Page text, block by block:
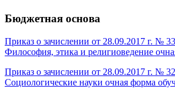
Бюджетная основа
Приказ о зачислении от 28.09.2017 г. №
Философия, этика и религиоведение
Приказ о зачислении от 28.09.2017 г. №
Социологические науки очная форма